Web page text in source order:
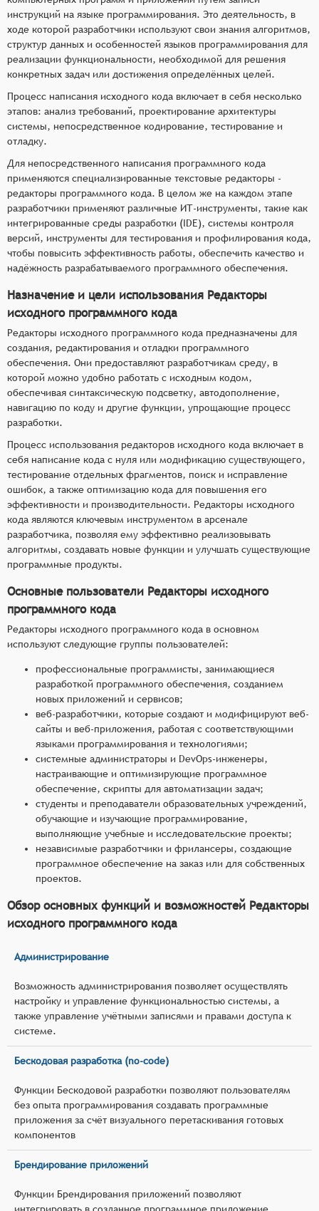
инструкций на языке программирования. Это деятельность, в
ходе которой разработчики используют свои знания алгоритмов,
структур данных и особенностей языков программирования для
реализации функциональности, необходимой для решения
конкретных задач или достижения определённых целей.
Процесс написания исходного кода включает в себя несколько
этапов: анализ требований, проектирование архитектуры
системы, непосредственное кодирование, тестирование и
отладку.
Для непосредственного написания программного кода
применяются специализированные текстовые редакторы -
редакторы программного кода. В целом же на каждом этапе
разработчики применяют различные ИТ-инструменты, такие как
интегрированные среды разработки (IDE), системы контроля
версий, инструменты для тестирования и профилирования кода,
чтобы повысить эффективность работы, обеспечить качество и
надёжность разрабатываемого программного обеспечения.
Назначение и цели использования Редакторы
исходного программного кода
Редакторы исходного программного кода предназначены для
создания, редактирования и отладки программного
обеспечения. Они предоставляют разработчикам среду, в
которой можно удобно работать с исходным кодом,
обеспечивая синтаксическую подсветку, автодополнение,
навигацию по коду и другие функции, упрощающие процесс
разработки.
Процесс использования редакторов исходного кода включает в
себя написание кода с нуля или модификацию существующего,
тестирование отдельных фрагментов, поиск и исправление
ошибок, а также оптимизацию кода для повышения его
эффективности и производительности. Редакторы исходного
кода являются ключевым инструментом в арсенале
разработчика, позволяя ему эффективно реализовывать
алгоритмы, создавать новые функции и улучшать существующие
программные продукты.
Основные пользователи Редакторы исходного
программного кода
Редакторы исходного программного кода в основном
используют следующие группы пользователей:
профессиональные программисты, занимающиеся
разработкой программного обеспечения, созданием
новых приложений и сервисов;
веб-разработчики, которые создают и модифицируют веб-
сайты и веб-приложения, работая с соответствующими
языками программирования и технологиями;
системные администраторы и DevOps-инженеры,
настраивающие и оптимизирующие программное
обеспечение, скрипты для автоматизации задач;
студенты и преподаватели образовательных учреждений,
обучающие и изучающие программирование,
выполняющие учебные и исследовательские проекты;
независимые разработчики и фрилансеры, создающие
программное обеспечение на заказ или для собственных
проектов.
Обзор основных функций и возможностей Редакторы
исходного программного кода
Администрирование
Возможность администрирования позволяет осуществлять
настройку и управление функциональностью системы, а
также управление учётными записями и правами доступа к
системе.
Бескодовая разработка (no-code)
Функции Бескодовой разработки позволяют пользователям
без опыта программирования создавать программные
приложения за счёт визуального перетаскивания готовых
компонентов
Брендирование приложений
Функции Брендирования приложений позволяют